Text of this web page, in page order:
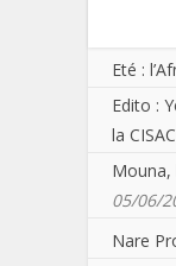
Eté :
Edito :
la CISAC
Mouna,
05/06/
Nare